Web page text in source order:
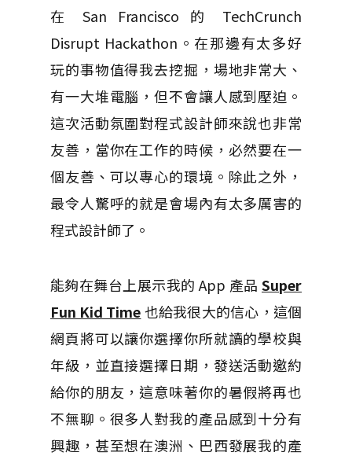
在 San Francisco 的 TechCrunch
Disrupt Hackathon。在那邊有太多好
玩的事物值得我去挖掘，場地非常大、
有一大堆電腦，但不會讓人感到壓迫。
這次活動氛圍對程式設計師來說也非常
友善，當你在工作的時候，必然要在一
個友善、可以專心的環境。除此之外，
最令人驚呼的就是會場內有太多厲害的
程式設計師了。
能夠在舞台上展示我的 App 產品 Super
Fun Kid Time也給我很大的信心，這個
網頁將可以讓你選擇你所就讀的學校與
年級，並直接選擇日期，發送活動邀約
給你的朋友，這意味著你的暑假將再也
不無聊。很多人對我的產品感到十分有
興趣，甚至想在澳洲、巴西發展我的產